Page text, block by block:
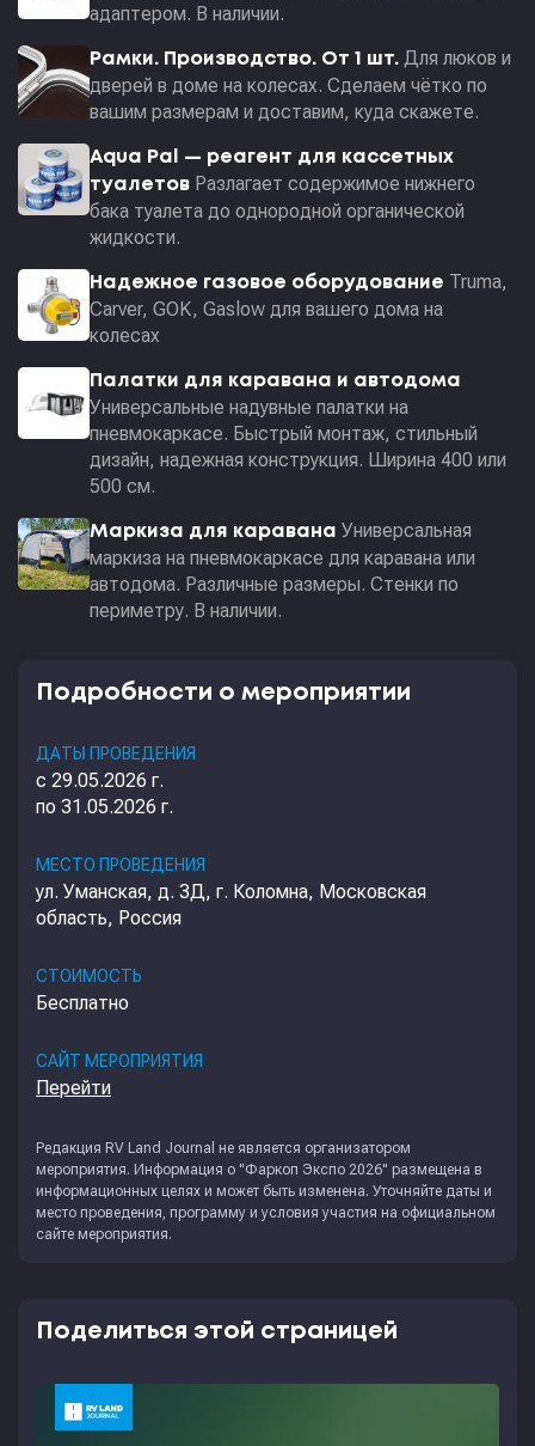
адаптером. В наличии.
Рамки. Производство. От 1 шт. Для люков и
дверей в доме на колесах. Сделаем чётко по
вашим размерам и доставим, куда скажете.
Aqua Pal — pеагент для кассетных
туалетов Разлагает содержимое нижнего
бака туалета до однородной органической
жидкости.
Надежное газовое оборудование Truma,
Carver, GOK, Gaslow для вашего дома на
колесах
Палатки для каравана и автодома
Универсальные надувные палатки на
пневмокаркасе. Быстрый монтаж, стильный
дизайн, надежная конструкция. Ширина 400 или
500 см.
Маркиза для каравана Универсальная
маркиза на пневмокаркасе для каравана или
автодома. Различные размеры. Стенки по
периметру. В наличии.
Подробности о мероприятии
ДАТЫ ПРОВЕДЕНИЯ
с 29.05.2026 г.
по 31.05.2026 г.
МЕСТО ПРОВЕДЕНИЯ
ул. Уманская, д. 3Д, г. Коломна, Московская
область, Россия
СТОИМОСТЬ
Бесплатно
САЙТ МЕРОПРИЯТИЯ
Перейти
Редакция RV Land Journal не является организатором
мероприятия. Информация о "Фаркоп Экспо 2026" размещена в
информационных целях и может быть изменена. Уточняйте даты и
место проведения, программу и условия участия на официальном
сайте мероприятия.
Поделиться этой страницей